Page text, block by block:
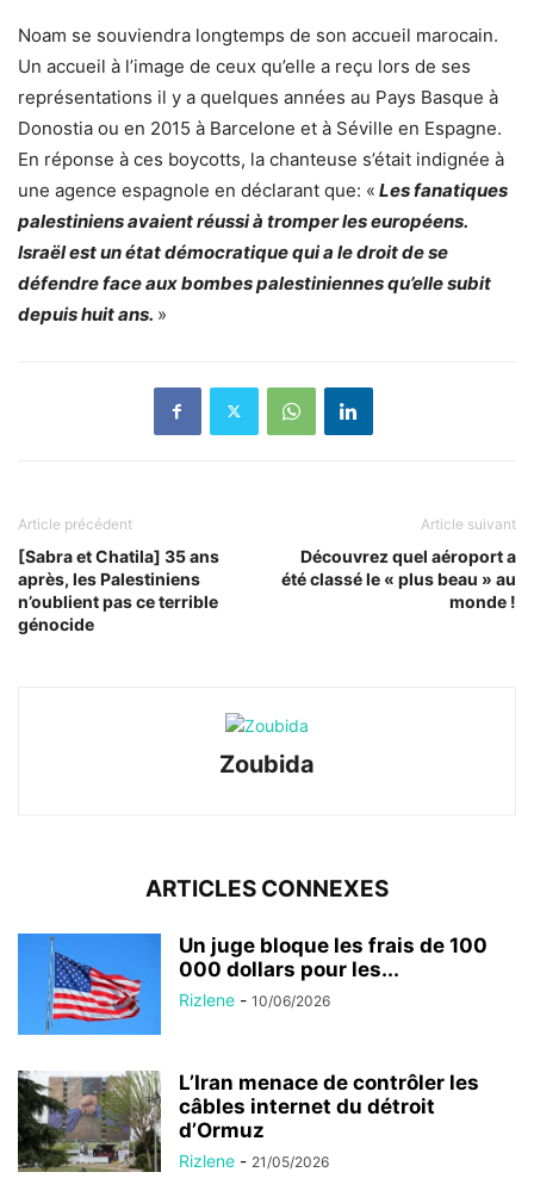
Noam se souviendra longtemps de son accueil marocain.
Un accueil à l’image de ceux qu’elle a reçu lors de ses
représentations il y a quelques années au Pays Basque à
Donostia ou en 2015 à Barcelone et à Séville en Espagne.
En réponse à ces boycotts, la chanteuse s’était indignée à
une agence espagnole en déclarant que: « Les fanatiques
palestiniens avaient réussi à tromper les européens.
Israël est un état démocratique qui a le droit de se
défendre face aux bombes palestiniennes qu’elle subit
depuis huit ans. »
Article précédent
[Sabra et Chatila] 35 ans
après, les Palestiniens
n’oublient pas ce terrible
génocide
Article suivant
Découvrez quel aéroport a
été classé le « plus beau » au
monde !
Zoubida
ARTICLES CONNEXES
Un juge bloque les frais de 100
000 dollars pour les...
Rizlene - 10/06/2026
L’Iran menace de contrôler les
câbles internet du détroit
d’Ormuz
Rizlene - 21/05/2026